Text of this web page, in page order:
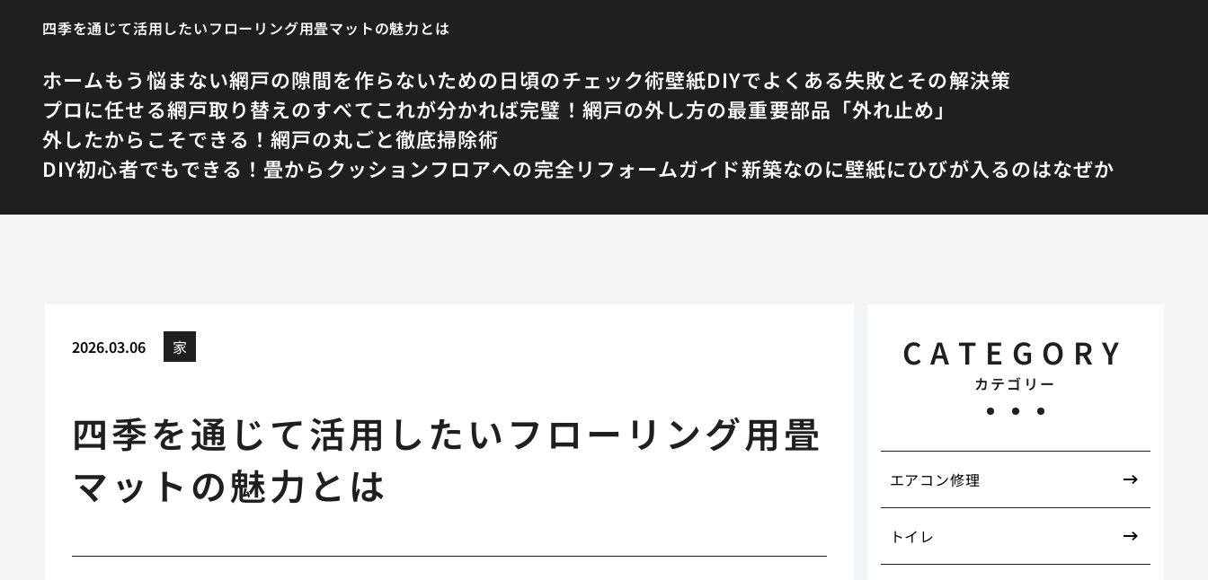
四季を通じて活用したいフローリング用畳マットの魅力とは
ホームもう悩まない網戸の隙間を作らないための日頃のチェック術壁紙DIYでよくある失敗とその解決策
プロに任せる網戸取り替えのすべてこれが分かれば完璧！網戸の外し方の最重要部品「外れ止め」
外したからこそできる！網戸の丸ごと徹底掃除術
DIY初心者でもできる！畳からクッションフロアへの完全リフォームガイド新築なのに壁紙にひびが入るのはなぜか
2026.03.06 家
四季を通じて活用したいフローリング用畳
マットの魅力とは
CATEGORY
カテゴリー
エアコン修理
トイレ